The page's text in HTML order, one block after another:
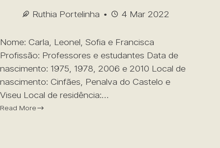
Ruthia Portelinha
4 Mar 2022
Nome: Carla, Leonel, Sofia e Francisca
Profissão: Professores e estudantes Data de
nascimento: 1975, 1978, 2006 e 2010 Local de
nascimento: Cinfães, Penalva do Castelo e
Viseu Local de residência:…
Read More